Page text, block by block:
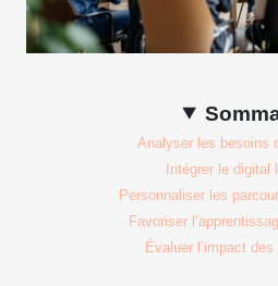
Analyser les besoins
Intégrer le digital
Personnaliser les
Favoriser
Évaluer l’impact